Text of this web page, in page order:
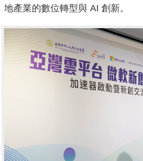
地產業的數位轉型與 AI 創新。